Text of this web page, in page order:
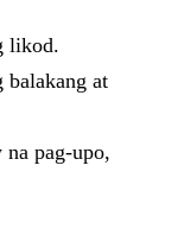
likod.
balakang at
na pag-upo,